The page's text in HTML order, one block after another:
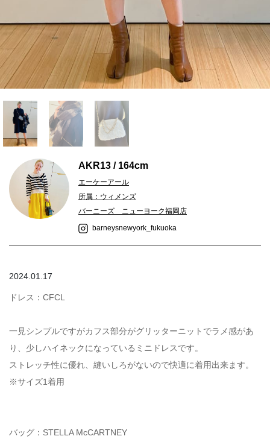
AKR13 / 164cm
エーケーアール
所属：ウィメンズ
バーニーズ ニューヨーク福岡店
barneysnewyork_fukuoka
2024.01.17
ドレス：CFCL
一見シンプルですがカフス部分がグリッターニットでラメ感があ
り、少しハイネックになっているミニドレスです。
ストレッチ性に優れ、縫いしろがないので快適に着用出来ます。
※サイズ1着用
バッグ：STELLA McCARTNEY